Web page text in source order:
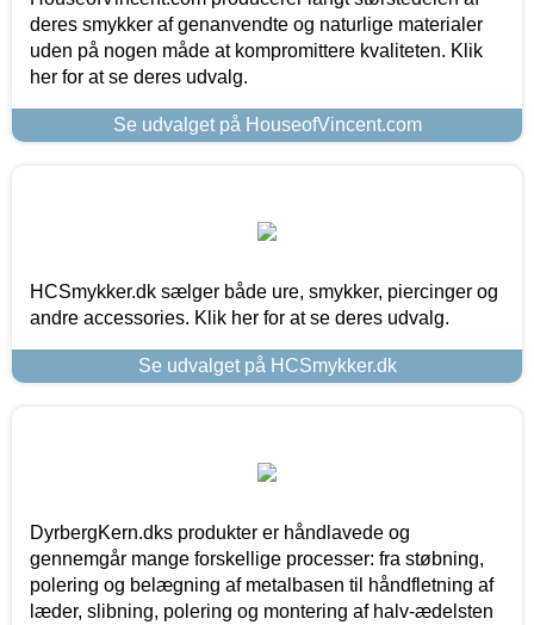
deres smykker af genanvendte og naturlige materialer
uden på nogen måde at kompromittere kvaliteten. Klik
her for at se deres udvalg.
Se udvalget på HouseofVincent.com
HCSmykker.dk sælger både ure, smykker, piercinger og
andre accessories. Klik her for at se deres udvalg.
Se udvalget på HCSmykker.dk
DyrbergKern.dks produkter er håndlavede og
gennemgår mange forskellige processer: fra støbning,
polering og belægning af metalbasen til håndfletning af
læder, slibning, polering og montering af halv-ædelsten